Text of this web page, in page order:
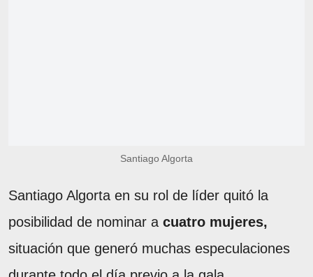
Santiago Algorta
Santiago Algorta en su rol de líder quitó la
posibilidad de nominar a cuatro mujeres,
situación que generó muchas especulaciones